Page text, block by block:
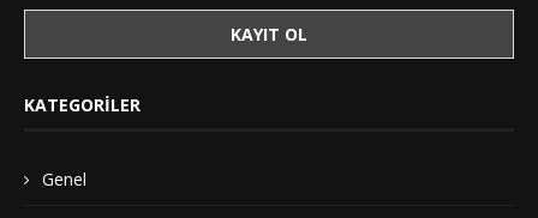
KATEGORILER
Genel